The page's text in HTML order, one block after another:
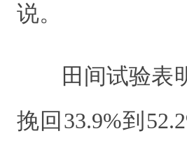
说。
田间试验表
挽回33.9%到